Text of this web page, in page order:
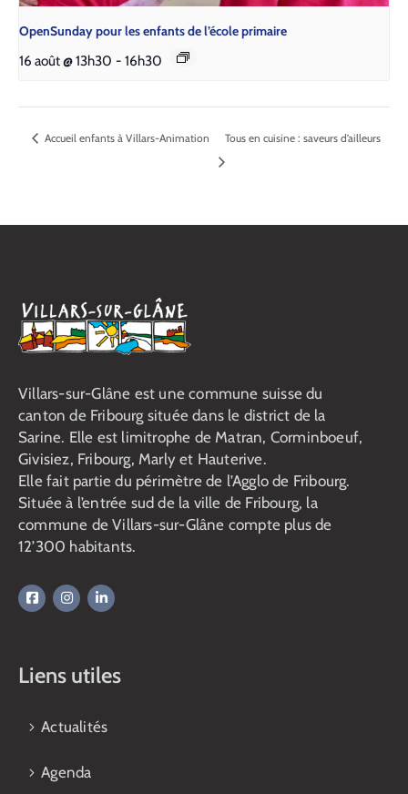
Open­Sun­day pour les enfants de l’é­cole pri­maire
16 août @ 13h30 - 16h30
Accueil enfants à Villars-Animation Tous en cuisine : saveurs d’ailleurs
Villars-sur-Glâne est une commune suisse du
canton de Fribourg située dans le district de la
Sarine. Elle est limitrophe de Matran, Corminboeuf,
Givisiez, Fribourg, Marly et Hauterive.
Elle fait partie du périmètre de l’Agglo de Fribourg.
Située à l’entrée sud de la ville de Fribourg, la
commune de Villars-sur-Glâne compte plus de
12’300 habitants.
Liens utiles
Actualités
Agenda